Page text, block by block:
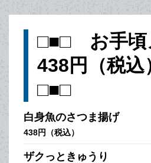
□■□ お手頃
438円（税
□■□
白身魚のさつま揚げ
438円（税込）
ザクっときゅうり